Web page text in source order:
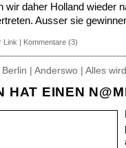
wir daher Holland wieder
Ausser sie
Link | Kommentare (3)
| Anderswo | Alles
HAT EINEN